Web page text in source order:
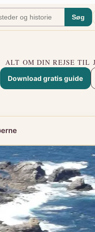
Søg
ALT OM DIN REJSE TIL
Download gratis guide